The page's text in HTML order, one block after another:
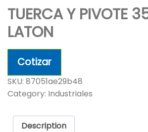
TUERCA Y PIVOTE
LATON
Cotizar
SKU: 87051ae29b48
Category: Industriales
Description